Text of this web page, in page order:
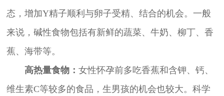
态，增加Y精子顺利与卵子受精、结合的机会。一般
来说，碱性食物包括有新鲜的蔬菜、牛奶、柳丁、香
蕉、海带等。
高热量食物： 女性怀孕前多吃香蕉和含钾、钙、
维生素C等较多的食品，生男孩的机会也较大。科学